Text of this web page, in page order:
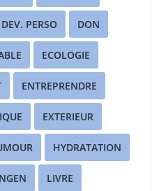
DEV. PERSO DON
ECOLOGIE
ENTREPRENDRE
EXTERIEUR
HYDRATATION
LIVRE